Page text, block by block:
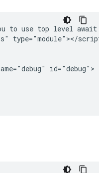
to use top level
type="module"></
id="debug">